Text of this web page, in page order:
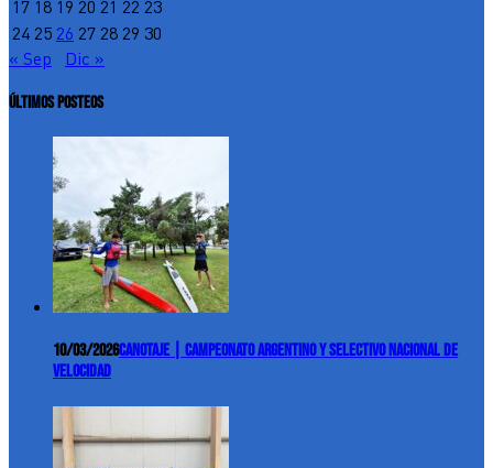
17 18 19 20 21 22 23
24 25 26 27 28 29 30
« Sep
Dic »
ÚLTIMOS POSTEOS
10/03/2026Canotaje | Campeonato Argentino y Selectivo Nacional de
Velocidad